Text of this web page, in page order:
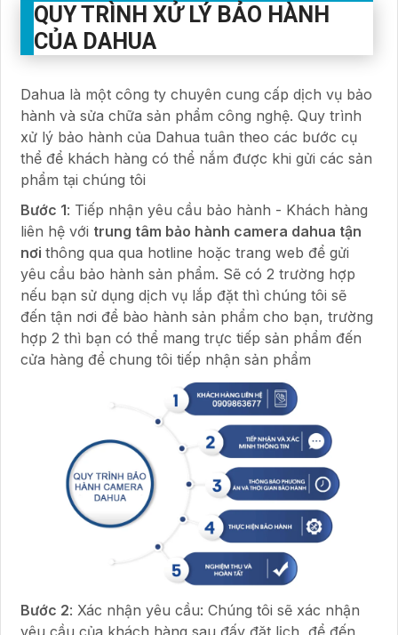
QUY TRÌNH XỬ LÝ BẢO HÀNH
CỦA DAHUA
Dahua là một công ty chuyên cung cấp dịch vụ bảo
hành và sửa chữa sản phẩm công nghệ. Quy trình
xử lý bảo hành của Dahua tuân theo các bước cụ
thể để khách hàng có thể nắm được khi gửi các sản
phẩm tại chúng tôi
Bước 1: Tiếp nhận yêu cầu bảo hành - Khách hàng
liên hệ với trung tâm bảo hành camera dahua tận
nơi thông qua qua hotline hoặc trang web để gửi
yêu cầu bảo hành sản phẩm. Sẽ có 2 trường hợp
nếu bạn sử dụng dịch vụ lắp đặt thì chúng tôi sẽ
đến tận nơi để bào hành sản phẩm cho bạn, trường
hợp 2 thì bạn có thể mang trực tiếp sản phẩm đến
cửa hàng để chung tôi tiếp nhận sản phẩm
Bước 2: Xác nhận yêu cầu: Chúng tôi sẽ xác nhận